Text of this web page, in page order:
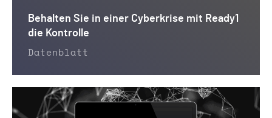
Behalten Sie in einer Cyberkrise mit Ready1
die Kontrolle
Datenblatt